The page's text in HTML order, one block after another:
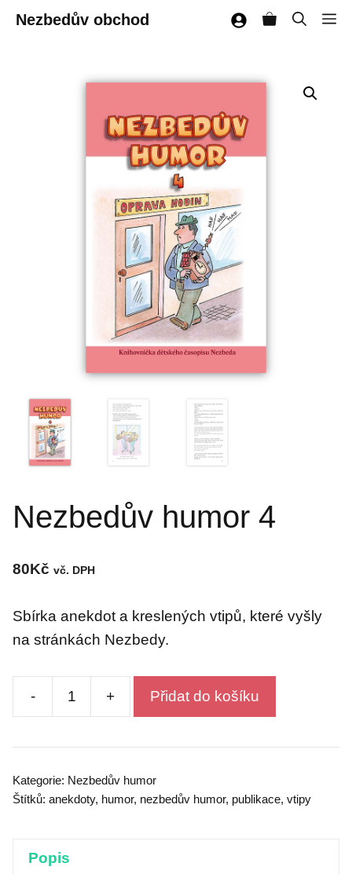
Přeskočit
Nezbedův obchod
Nezbedův humor 4
80Kč vč. DPH
Sbírka anekdot a kreslených vtipů, které vyšly
na stránkách Nezbedy.
-
Nezbedův
množství
+ Přidat do košíku
Kategorie: Nezbedův humor
Štítků: anekdoty, humor, nezbedův humor, publikace, vtipy
Popis